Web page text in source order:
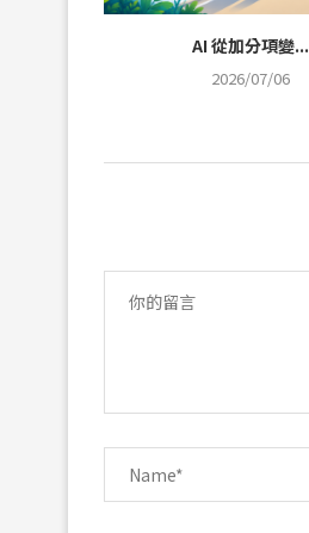
AI 從加分項變...
2026/07/06